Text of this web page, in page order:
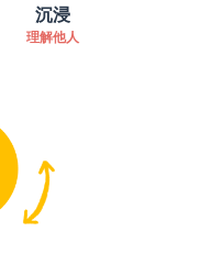
沉浸
理解他人